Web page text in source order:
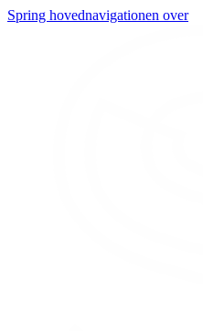
Spring hovednavigationen over